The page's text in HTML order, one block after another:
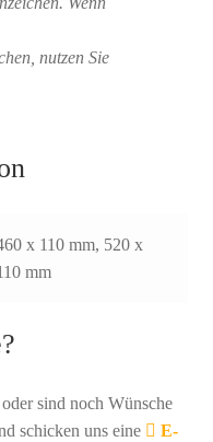
nutzen Sie
x 110 mm, 520 x
mm
sind noch Wünsche
schicken uns eine
E-